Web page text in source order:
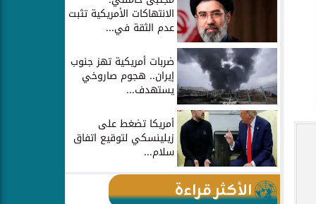
الانتهاكات الأمريكية تثبت
عدم الثقة في...
ضربات أمريكية تهز جنوب
إيران.. هجوم صاروخي
يستهدف...
أمريكا تضغط على
زيلينسكي لتوقيع اتفاق
سلام...
الأكثر قراءة